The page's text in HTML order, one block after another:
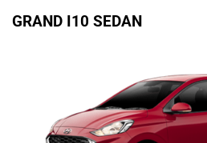
GRAND I10 SEDAN